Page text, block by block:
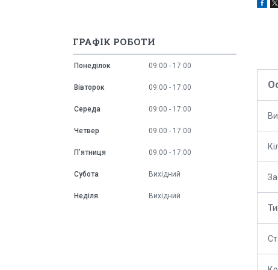
ГРАФІК РОБОТИ
Понеділок 09:00 17:00
Вівторок 09:00 17:00
Середа 09:00 17:00
Четвер 09:00 17:00
Пʼятниця 09:00 17:00
Субота Вихідний
Неділя Вихідний